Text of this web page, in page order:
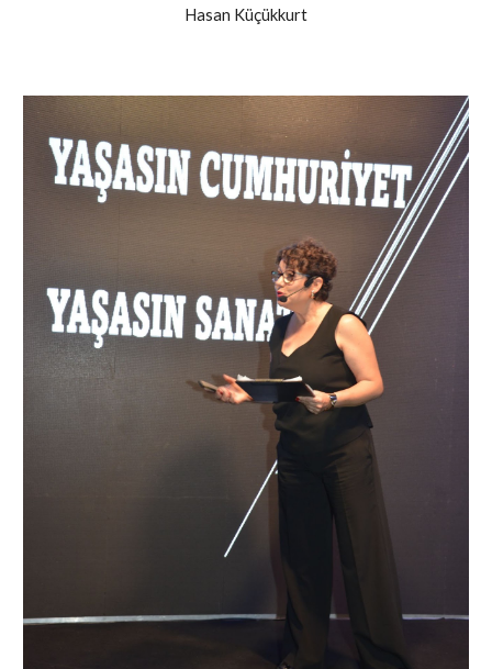
Hasan Küçükkurt